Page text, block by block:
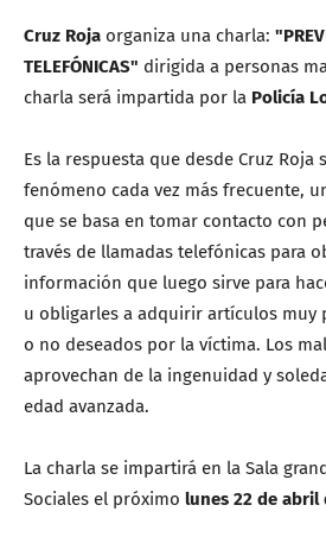
Cruz Roja organiza una charla:
TELEFÓNICAS" dirigida a personas
charla será impartida por la Policía
Es la respuesta que desde Cruz Roja
fenómeno cada vez más frecuente,
que se basa en tomar contacto con
través de llamadas telefónicas para
información que luego sirve para
u obligarles a adquirir artículos muy
o no deseados por la víctima. Los
aprovechan de la ingenuidad y
edad avanzada.
La charla se impartirá en la Sala
Sociales el próximo lunes 22 de abril